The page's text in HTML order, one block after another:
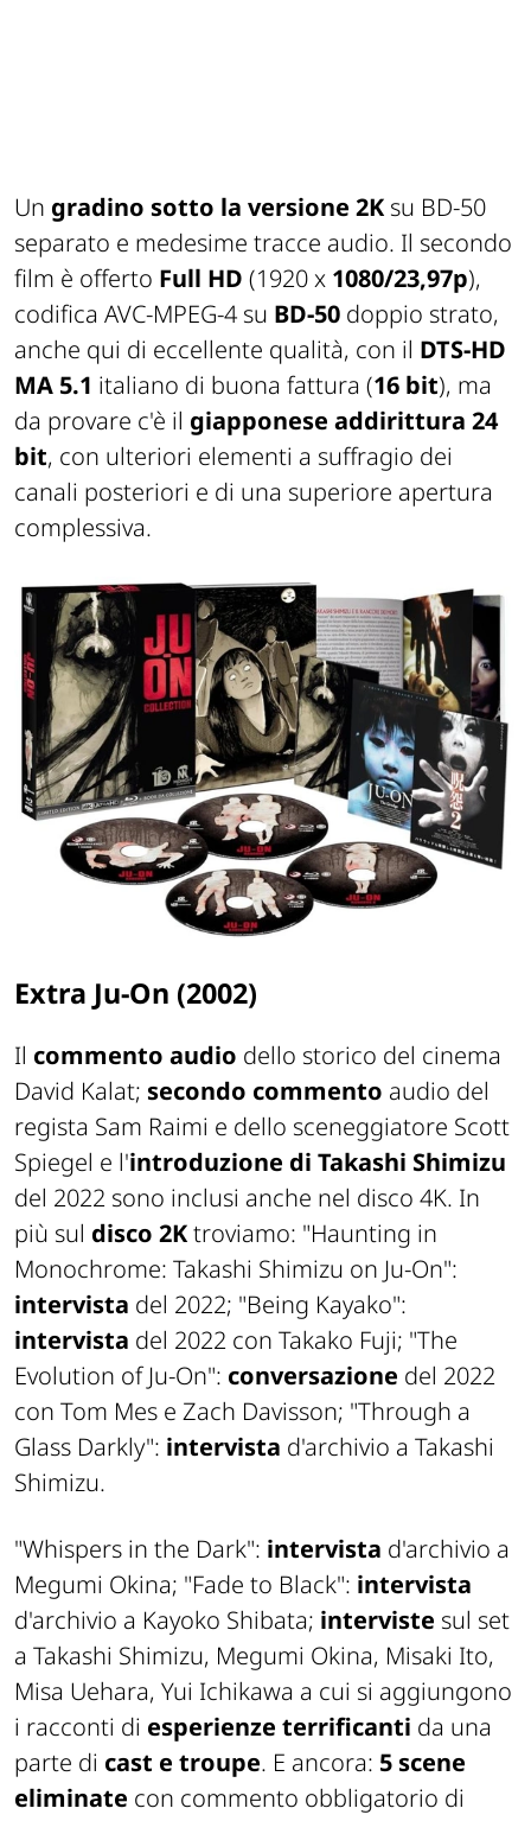
Un gradino sotto la versione 2K su BD-50
separato e medesime tracce audio. Il secondo
film è offerto Full HD (1920 x 1080/23,97p),
codifica AVC-MPEG-4 su BD-50 doppio strato,
anche qui di eccellente qualità, con il DTS-HD
MA 5.1 italiano di buona fattura (16 bit), ma
da provare c'è il giapponese addirittura 24
bit, con ulteriori elementi a suffragio dei
canali posteriori e di una superiore apertura
complessiva.
Extra Ju-On (2002)
Il commento audio dello storico del cinema
David Kalat; secondo commento audio del
regista Sam Raimi e dello sceneggiatore Scott
Spiegel e l'introduzione di Takashi Shimizu
del 2022 sono inclusi anche nel disco 4K. In
più sul disco 2Ktroviamo: "Haunting in
Monochrome: Takashi Shimizu on Ju-On":
intervista del 2022; "Being Kayako":
intervista del 2022 con Takako Fuji; "The
Evolution of Ju-On": conversazione del 2022
con Tom Mes e Zach Davisson; "Through a
Glass Darkly": intervista d'archivio a Takashi
Shimizu.
"Whispers in the Dark": intervista d'archivio a
Megumi Okina; "Fade to Black": intervista
d'archivio a Kayoko Shibata; interviste sul set
a Takashi Shimizu, Megumi Okina, Misaki Ito,
Misa Uehara, Yui Ichikawa a cui si aggiungono
i racconti di esperienze terrificanti da una
parte di cast e troupe. E ancora: 5 scene
eliminate con commento obbligatorio di